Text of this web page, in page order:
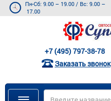
Пн-Сб: 9.00 – 19.00 / Вс: 9.00 –
17.00
+7 (495) 797-38-78
Заказать звонок